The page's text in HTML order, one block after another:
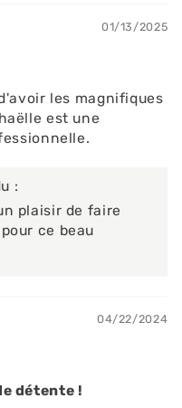
01/13/2025
les magnifiques
est une
:
plaisir de faire
ce beau
04/22/2024
détente !